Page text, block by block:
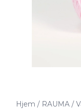
Hjem / RAUMA /